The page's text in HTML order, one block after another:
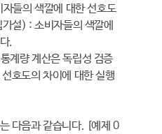
들의 색깔에 대한 선호도
설) : 소비자들의 색깔에
.
계량 계산은 독립성 검증
호도의 차이에 대한 실행
다음과 같습니다. [예제 0